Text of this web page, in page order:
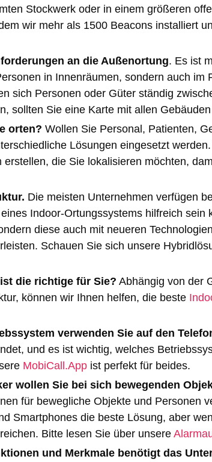
Stockwerk oder in einem größeren
wir mehr als 1500 Beacons installiert
an die Außenortung. Es ist
in Innenräumen, sondern auch
sich Personen oder Güter ständig
sollten Sie eine Karte mit allen
orten? Wollen Sie Personal, Patienten,
Lösungen eingesetzt
erstellen, die Sie lokalisieren möchten,
Die meisten Unternehmen verfügen
Indoor-Ortungssystems hilfreich
diese auch mit neueren
Schauen Sie sich unsere
die richtige für Sie? Abhängig von der
können wir Ihnen helfen, die beste
verwenden Sie auf den
und es ist wichtig, welches
MobiCall.App ist perfekt für beides.
wollen Sie bei sich bewegenden
für bewegliche Objekte und Personen
Smartphones die beste Lösung, aber
Bitte lesen Sie über unsere
und Merkmale benötigt das